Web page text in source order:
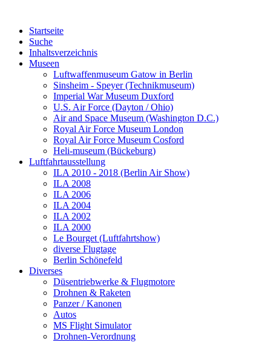
Startseite
Suche
Inhaltsverzeichnis
Museen
Luftwaffenmuseum Gatow in Berlin
Sinsheim - Speyer (Technikmuseum)
Imperial War Museum Duxford
U.S. Air Force (Dayton / Ohio)
Air and Space Museum (Washington D.C.)
Royal Air Force Museum London
Royal Air Force Museum Cosford
Heli-museum (Bückeburg)
Luftfahrtausstellung
ILA 2010 - 2018 (Berlin Air Show)
ILA 2008
ILA 2006
ILA 2004
ILA 2002
ILA 2000
Le Bourget (Luftfahrtshow)
diverse Flugtage
Berlin Schönefeld
Diverses
Düsentriebwerke & Flugmotore
Drohnen & Raketen
Panzer / Kanonen
Autos
MS Flight Simulator
Drohnen-Verordnung